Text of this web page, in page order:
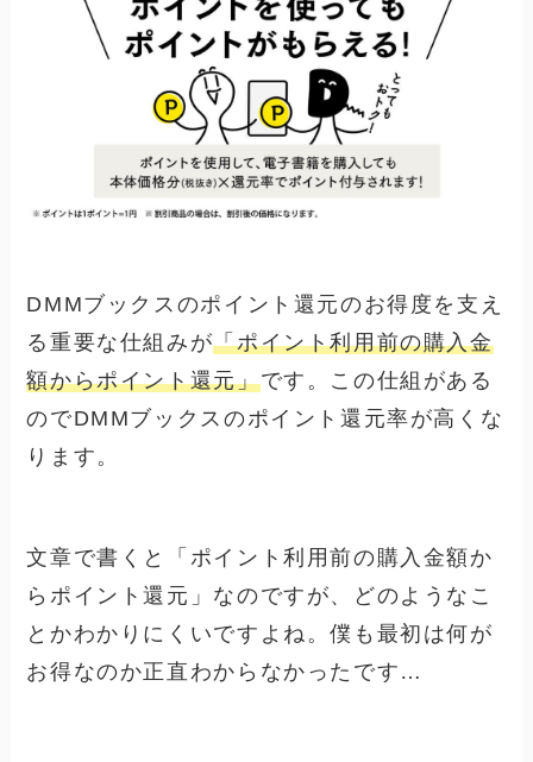
DMMブックスのポイント還元のお得度を支え
る重要な仕組みが「ポイント利用前の購入金
額からポイント還元」です。この仕組がある
のでDMMブックスのポイント還元率が高くな
ります。
文章で書くと「 ポイント利用前の購入金額か
らポイント還元」なのですが、
どのようなこ
とかわかりにくいですよね。僕も最初は何が
お得なのか正直わからなかったです…